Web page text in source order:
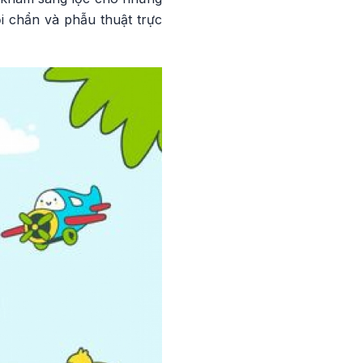
chẩn và phẫu thuật trực